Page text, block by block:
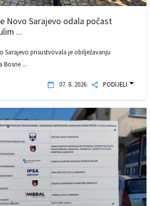
Novo Sarajevo odala počast
...
Sarajevo prisustvovala je obilježavanju
Bosne ...
07. 8. 2026. PODIJELI